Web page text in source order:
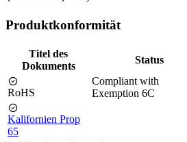
Produktkonformität
Titel des
Dokuments
Status
RoHS
Compliant with
Exemption 6C
Kalifornien Prop
65